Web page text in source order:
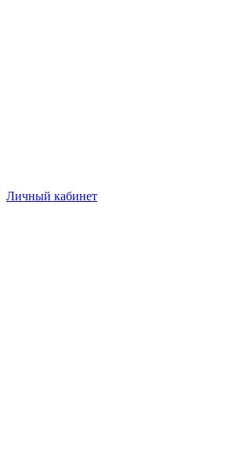
Личный кабинет